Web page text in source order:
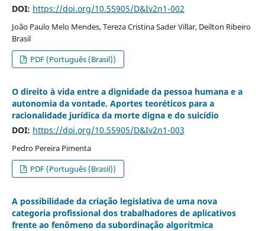
DOI: https://doi.org/10.55905/D&Iv2n1-002
João Paulo Melo Mendes, Tereza Cristina Sader Villar, Deilton Ribeiro
Brasil
PDF (Português (Brasil))
O direito à vida entre a dignidade da pessoa humana e a
autonomia da vontade. Aportes teoréticos para a
racionalidade jurídica da morte digna e do suicídio
DOI: https://doi.org/10.55905/D&Iv2n1-003
Pedro Pereira Pimenta
PDF (Português (Brasil))
A possibilidade da criação legislativa de uma nova
categoria profissional dos trabalhadores de aplicativos
frente ao fenômeno da subordinação algorítmica